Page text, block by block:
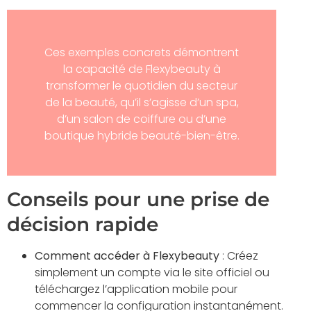
Ces exemples concrets démontrent
la capacité de Flexybeauty à
transformer le quotidien du secteur
de la beauté, qu’il s’agisse d’un spa,
d’un salon de coiffure ou d’une
boutique hybride beauté-bien-être.
Conseils pour une prise de
décision rapide
Comment accéder à Flexybeauty : Créez
simplement un compte via le site officiel ou
téléchargez l’application mobile pour
commencer la configuration instantanément.